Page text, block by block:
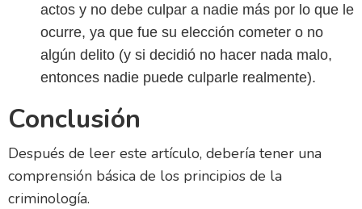
actos y no debe culpar a nadie más por lo que le
ocurre, ya que fue su elección cometer o no
algún delito (y si decidió no hacer nada malo,
entonces nadie puede culparle realmente).
Conclusión
Después de leer este artículo, debería tener una
comprensión básica de los principios de la
criminología.